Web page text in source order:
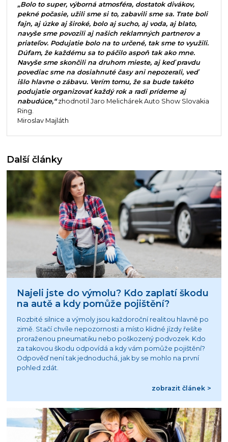
„Bolo to super, výborná atmosféra, dostatok divákov,
pekné počasie, užili sme si to, zabavili sme sa. Trate boli
fajn, aj úzke aj široké, bolo aj sucho, aj voda, aj blato,
navyše sme povozili aj našich reklamných partnerov a
priateľov. Podujatie bolo na to určené, tak sme to využili.
Dúfam, že každému sa to páčilo aspoň tak ako mne.
Navyše sme skončili na druhom mieste, aj keď pravdu
povediac sme na dosiahnuté časy ani nepozerali, veď
išlo hlavne o zábavu. Verím tomu, že sa bude takéto
podujatie organizovať každý rok a radi prídeme aj
nabudúce,“zhodnotil Jaro Melichárek Auto Show Slovakia
Ring.
Miroslav Majláth
Další články
Najeli jste do výmolu? Kdo zaplatí škodu
na autě a kdy pomůže pojištění?
Rozbité silnice a výmoly jsou každoroční realitou hlavně po
zimě. Stačí chvíle nepozornosti a místo klidné jízdy řešíte
proraženou pneumatiku nebo poškozený podvozek. Kdo
za takovou škodu odpovídá a kdy vám pomůže pojištění?
Odpověď není tak jednoduchá, jak by se mohlo na první
pohled zdát.
zobrazit článek >